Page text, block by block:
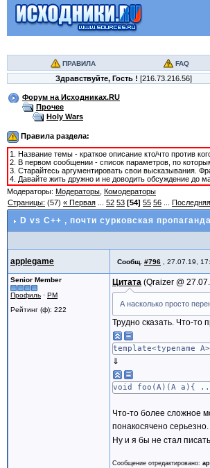
ПРАВИЛА FAQ
Здравствуйте, Гость ! [216.73.216.56]
Форум на Исходниках.RU
Прочее
Holy Wars
Правила раздела:
1. Название темы - краткое описание кто/что против
2. В первом сообщении - список параметров, по
3. Старайтесь аргументировать свои высказывания.
4. Давайте жить дружно и не доводить обсуждение до
Модераторы: Модераторы Комодераторы
Страницы: (57) « Первая 52 53 [54] 55 56
D vs C++ , почти сурковская
applegame Сообщ. #796 27.07.19,
Senior Member
Профиль · PM
Рейтинг (ф): 222
Цитата Qraizer @
А насколько просто
Трудно сказать. Что-то
⇓
void foo(A)(A a){
Что-то более сложное
понакосячено
Ну и я бы не стал
Сообщение отредактировано: